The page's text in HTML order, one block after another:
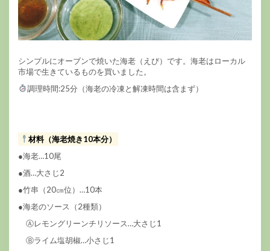
シンプルにオーブンで焼いた海老（えび）です。海老はローカル
市場で生きているものを買いました。
調理時間:25分（海老の冷凍と解凍時間は含まず）
材料（海老焼き10本分）
●海老…10尾
●酒…大さじ2
●竹串（20㎝位）…10本
●海老のソース（2種類）
Ⓐレモングリーンチリソース…大さじ1
Ⓑライム塩胡椒…小さじ1